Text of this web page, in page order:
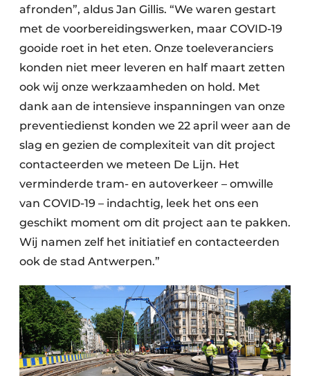
afronden”, aldus Jan Gillis. “We waren gestart
met de voorbereidingswerken, maar COVID-19
gooide roet in het eten. Onze toeleveranciers
konden niet meer leveren en half maart zetten
ook wij onze werkzaamheden on hold. Met
dank aan de intensieve inspanningen van onze
preventiedienst konden we 22 april weer aan de
slag en gezien de complexiteit van dit project
contacteerden we meteen De Lijn. Het
verminderde tram- en autoverkeer – omwille
van COVID-19 – indachtig, leek het ons een
geschikt moment om dit project aan te pakken.
Wij namen zelf het initiatief en contacteerden
ook de stad Antwerpen.”